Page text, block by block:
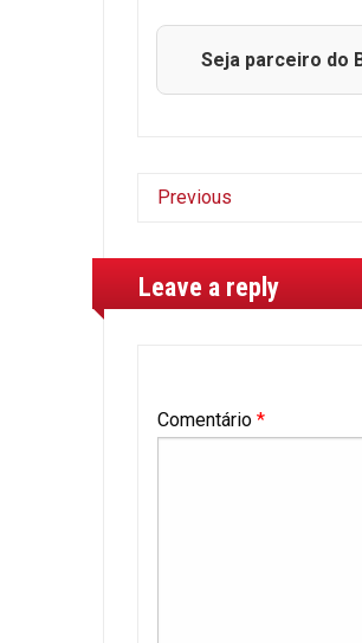
Seja parceiro do
Previous
Leave a reply
Comentário *